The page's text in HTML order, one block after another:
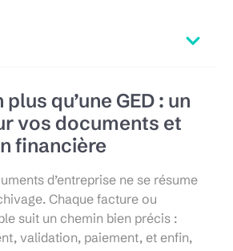
qu’une GED : un
vos documents et
financière
d’entreprise ne se résume
Chaque facture ou
suit un chemin bien précis :
validation, paiement, et enfin,